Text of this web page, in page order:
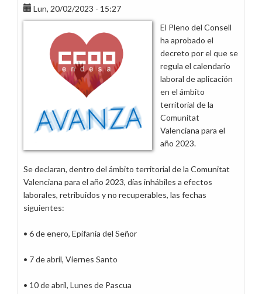
serlo
con
sus
trabajadores
Lun, 20/02/2023 - 15:27
El Pleno del Consell
ha aprobado el
decreto por el que se
regula el calendario
laboral de aplicación
en el ámbito
territorial de la
Comunitat
Valenciana para el
año 2023.
Se declaran, dentro del ámbito territorial de la Comunitat
Valenciana para el año 2023, días inhábiles a efectos
laborales, retribuidos y no recuperables, las fechas
siguientes:
• 6 de enero, Epifanía del Señor
• 7 de abril, Viernes Santo
• 10 de abril, Lunes de Pascua